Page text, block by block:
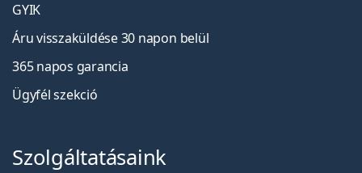
GYIK
Áru visszaküldése 30 napon belül
365 napos garancia
Ügyfél szekció
Szolgáltatásaink